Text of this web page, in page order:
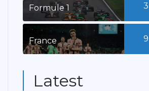
Formule 1 3
France 9
Latest